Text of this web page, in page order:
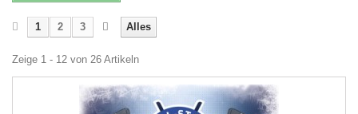
Alles
1 2 3
Zeige 1 - 12 von 26 Artikeln